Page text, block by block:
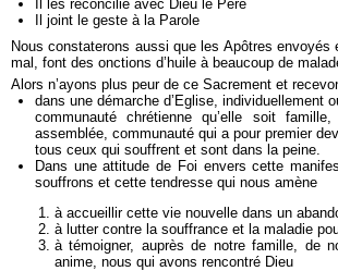
Il les réconcilie avec Dieu le Père
Il joint le geste à la Parole
Nous constaterons aussi que les Apôtres
mal, font des onctions d’huile à beaucoup de
Alors n’ayons plus peur de ce Sacrement et
dans une démarche d’Eglise, individuellement
communauté chrétienne qu’elle soit
assemblée, communauté qui a pour premier
tous ceux qui souffrent et sont dans la peine.
Dans une attitude de Foi envers cette
souffrons et cette tendresse qui nous amène
à accueillir cette vie nouvelle dans un
à lutter contre la souffrance et la maladie
à témoigner, auprès de notre famille, de
anime, nous qui avons rencontré Dieu